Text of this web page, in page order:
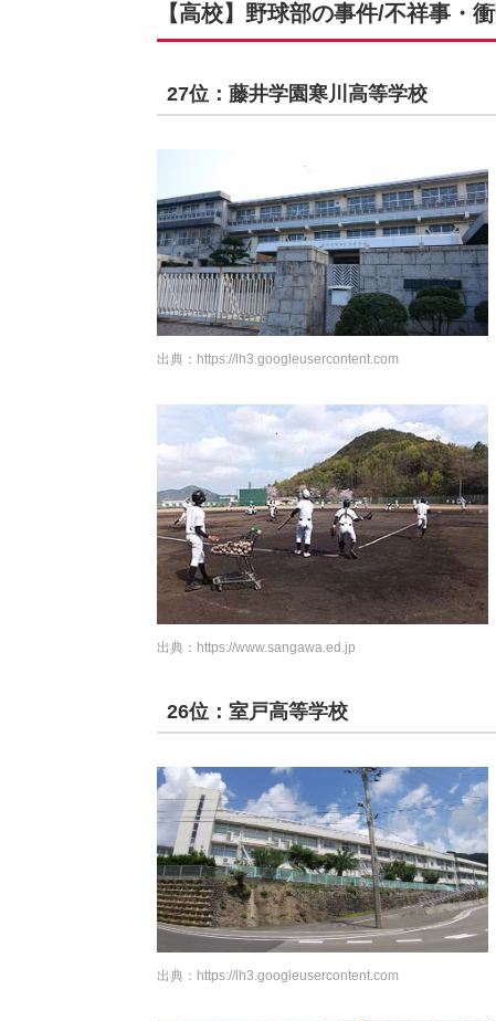
【高校】野球部の事件/不祥事・
27位：藤井学園寒川高等学校
出典： https://lh3.googleusercontent.com
出典： https://www.sangawa.ed.jp
26位：室戸高等学校
出典： https://lh3.googleusercontent.com